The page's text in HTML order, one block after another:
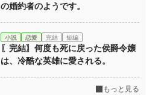
の婚約者のようです。
小説 恋愛 完結 短編
〖完結〗何度も死に戻った侯爵令嬢
は、冷酷な英雄に愛される。
もっと見る